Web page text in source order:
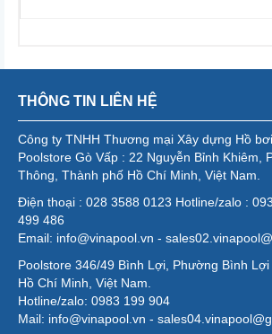
THÔNG TIN LIÊN HỆ
Công ty TNHH Thương mại Xây dựng Hồ
Poolstore Gò Vấp : 22 Nguyễn Bỉnh Khiêm,
Thông, Thành phố Hồ Chí Minh, Việt Nam.
Điện thoại : 028 3588 0123 Hotline/zalo :
499 486
Email: info@vinapool.vn -
Poolstore 346/49 Bình Lợi, Phường Bình
Hồ Chí Minh, Việt Nam.
Hotline/zalo: 0983 199 904
Mail: info@vinapool.vn -